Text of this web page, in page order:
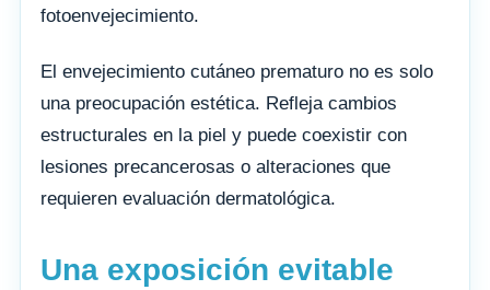
fotoenvejecimiento.
El envejecimiento cutáneo prematuro no es solo
una preocupación estética. Refleja cambios
estructurales en la piel y puede coexistir con
lesiones precancerosas o alteraciones que
requieren evaluación dermatológica.
Una exposición evitable